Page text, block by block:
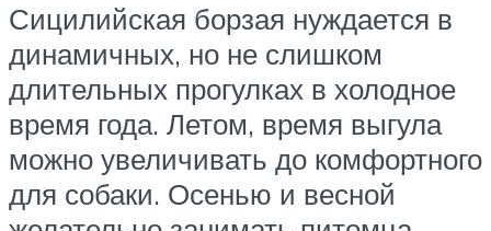
Сицилийская борзая нуждается в
динамичных, но не слишком
длительных прогулках в холодное
время года. Летом, время выгула
можно увеличивать до комфортного
для собаки. Осенью и весной